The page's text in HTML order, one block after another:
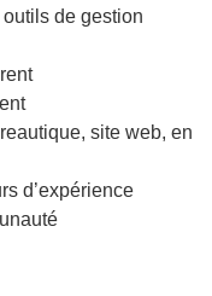
de gestion
site web, en
d’expérience